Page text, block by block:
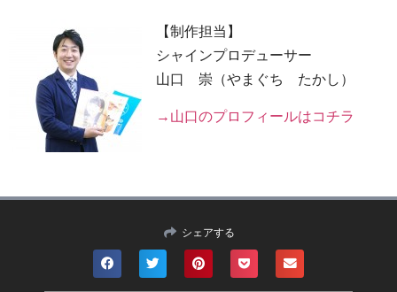
【制作担当】
シャインプロデューサー
山口 崇（やまぐち たかし）
→山口のプロフィールはコチラ
シェアする